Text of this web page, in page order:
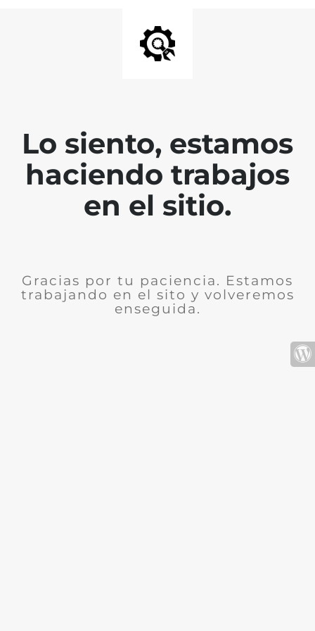
Lo siento, estamos
haciendo trabajos
en el sitio.
Gracias por tu paciencia. Estamos
trabajando en el sito y volveremos
enseguida.